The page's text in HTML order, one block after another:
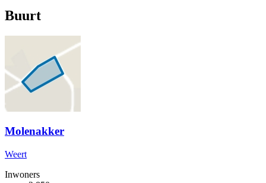
Buurt
Molenakker
Weert
Inwoners